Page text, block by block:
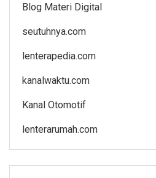
Blog Materi Digital
seutuhnya.com
lenterapedia.com
kanalwaktu.com
Kanal Otomotif
lenterarumah.com